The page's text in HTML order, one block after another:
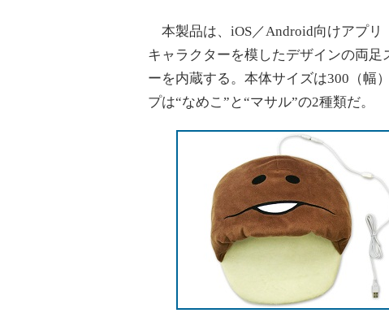
本製品は、iOS／Android向けアプリ
キャラクターを模したデザインの両足
ーを内蔵する。本体サイズは300（幅
プは“なめこ”と“マサル”の2種類だ。